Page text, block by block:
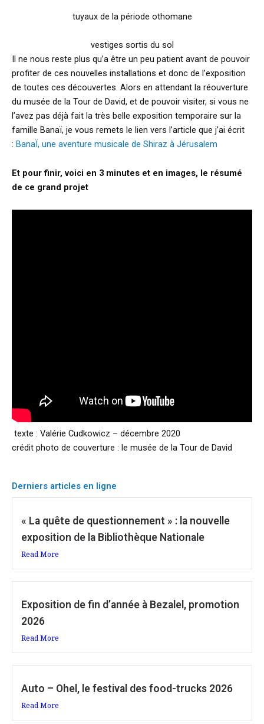
tuyaux de la période othomane
vestiges sortis du sol
Il ne nous reste plus qu’a être un peu patient avant de pouvoir
profiter de ces nouvelles installations et donc de l’exposition
de toutes ces découvertes. Alors en attendant la réouverture
du musée de la Tour de David, et de pouvoir visiter, si vous ne
l’avez pas déjà fait la très belle exposition temporaire sur la
famille Banaï, je vous remets le lien vers l’article que j’ai écrit
: BanaÏ, une aventure musicale de Shiraz à Jérusalem
Et pour finir, voici en 3 minutes et en images, le résumé
de ce grand projet
texte : Valérie Cudkowicz – décembre 2020
crédit photo de couverture : le musée de la Tour de David
Derniers articles en ligne
« La quête de questionnement » : la nouvelle
exposition de la Bibliothèque Nationale
Read More
Exposition de fin d’année à Bezalel, promotion
2026
Read More
Auto – Ohel, le festival des food-trucks 2026
Read More